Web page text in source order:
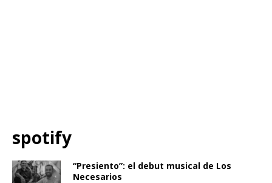
spotify
“Presiento”: el debut musical de Los
Necesarios